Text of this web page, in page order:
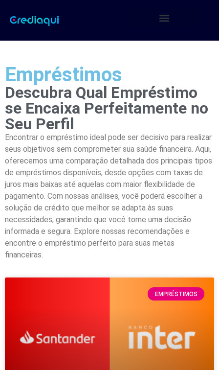
Empréstimos
Descubra Qual Empréstimo
se Encaixa Perfeitamente no
Seu Perfil
Encontrar o empréstimo ideal pode ser decisivo para realizar
seus objetivos sem comprometer sua saúde financeira. Aqui,
oferecemos uma comparação detalhada dos principais tipos
de empréstimos disponíveis, desde opções com taxas de
juros mais baixas até aquelas com maior flexibilidade de
pagamento. Com nossas análises, você poderá escolher a
solução de crédito que melhor se adapta às suas
necessidades, garantindo que você tome uma decisão
informada e segura. Explore nossas recomendações e
encontre o empréstimo perfeito para suas metas
financeiras.
EMPRÉSTIMOS